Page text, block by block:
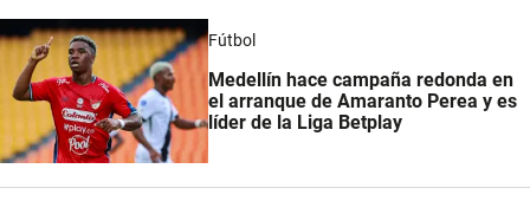
Fútbol
Medellín hace campaña redonda en
el arranque de Amaranto Perea y es
líder de la Liga Betplay